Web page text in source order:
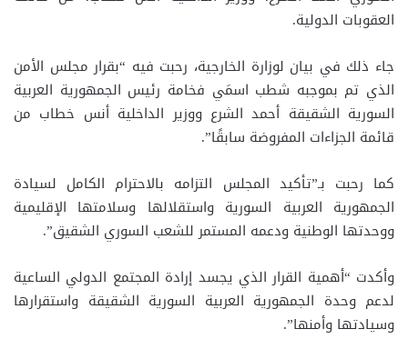
العقوبات الدولية.
جاء ذلك في بيان لوزارة الخارجية، رحبت فيه “بقرار مجلس الأمن
الذي تم بموجبه شطب اسمَي فخامة رئيس الجمهورية العربية
السورية الشقيقة أحمد الشرع ووزير الداخلية أنس خطاب من
قائمة الجزاءات المفروضة سابقًا”.
كما رحبت بـ”تأكيد المجلس التزامه بالاحترام الكامل لسيادة
الجمهورية العربية السورية واستقلالها وسلامتها الإقليمية
ووحدتها الوطنية ودعمه المستمر للشعب السوري الشقيق”.
وأكدت “أهمية القرار الذي يجسد إرادة المجتمع الدولي الساعية
لدعم وحدة الجمهورية العربية السورية الشقيقة واستقرارها
وسيادتها وأمنها”.